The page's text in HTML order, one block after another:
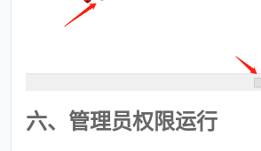
六、管理员权限运行